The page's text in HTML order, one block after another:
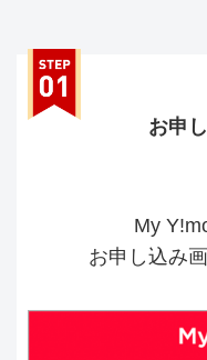
お申
My
お申し込み